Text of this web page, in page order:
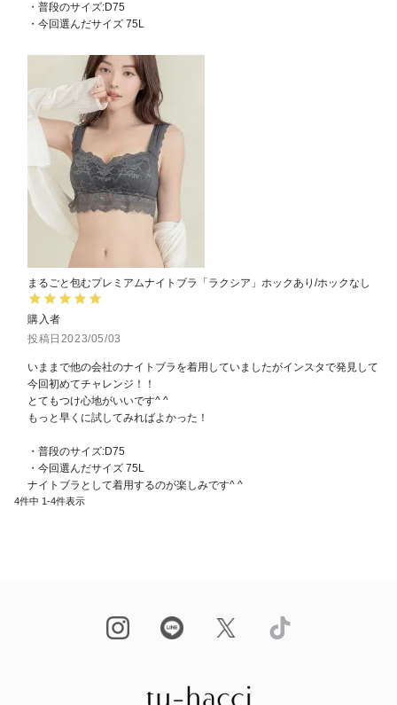
・普段のサイズ:D75
・今回選んだサイズ 75L
まるごと包むプレミアムナイトブラ「ラクシア」ホックあり/ホックなし
購入者
投稿日 2023/05/03
いままで他の会社のナイトブラを着用していましたがインスタで発見して
今回初めてチャレンジ！！
とてもつけ心地がいいです^ ^
もっと早くに試してみればよかった！
・普段のサイズ:D75
・今回選んだサイズ 75L
ナイトブラとして着用するのが楽しみです^ ^
4件中 1-4件表示